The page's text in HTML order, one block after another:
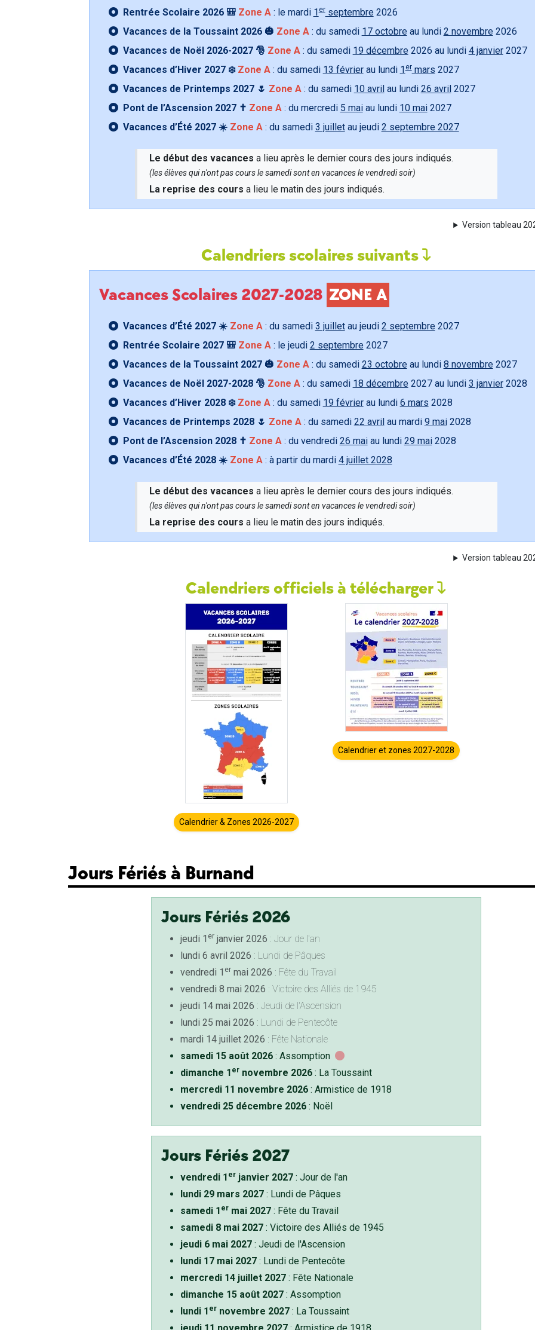
Rentrée Scolaire 2026 🎒 Zone A: le mardi 1erseptembre 2026
Vacances de la Toussaint 2026 🎃 Zone A: du samedi 17 octobre au lundi 2 novembre 2026
Vacances de Noël 2026-2027 🎅 Zone A: du samedi 19 décembre 2026 au lundi 4 janvier2027
Vacances d’Hiver 2027 ❄️ Zone A: du samedi 13 févrierau lundi 1ermars 2027
Vacances de Printemps 2027 🌷 Zone A: du samedi 10 avril au lundi 26 avril 2027
Pont de l’Ascension 2027 ✝️ Zone A: du mercredi 5 maiau lundi 10 mai2027
Vacances d’Été 2027 ☀️ Zone A: du samedi 3 juilletau jeudi 2 septembre 2027
Le début des vacances a lieu après le dernier cours des jours indiqués.
(les élèves qui n'ont pas cours le samedi sont en vacances le vendredi soir)
La reprise des cours a lieu le matin des jours indiqués.
Version tableau
Calendriers scolaires suivants
Vacances Scolaires 2027-2028 ZONE A
Vacances d’Été 2027 ☀️ Zone A: du samedi 3 juilletau jeudi 2 septembre 2027
Rentrée Scolaire 2027 🎒 Zone A: le jeudi 2 septembre 2027
Vacances de la Toussaint 2027 🎃 Zone A: du samedi 23 octobre au lundi 8 novembre 2027
Vacances de Noël 2027-2028 🎅 Zone A: du samedi 18 décembre 2027 au lundi 3 janvier2028
Vacances d’Hiver 2028 ❄️ Zone A: du samedi 19 févrierau lundi 6 mars 2028
Vacances de Printemps 2028 🌷 Zone A: du samedi 22 avril au mardi 9 mai2028
Pont de l’Ascension 2028 ✝️ Zone A: du vendredi 26 maiau lundi 29 mai2028
Vacances d’Été 2028 ☀️ Zone A: à partir du mardi 4 juillet 2028
Le début des vacances a lieu après le dernier cours des jours indiqués.
(les élèves qui n'ont pas cours le samedi sont en vacances le vendredi soir)
La reprise des cours a lieu le matin des jours indiqués.
Version tableau
Calendriers officiels à télécharger
Calendrier & Zones 2026-2027
Calendrier et zones 2027-2028
Jours Fériés à Burnand
Jours Fériés 2026
jeudi 1 erjanvier 2026 : Jour de l'an
lundi 6 avril 2026 : Lundi de Pâques
vendredi 1 ermai 2026 : Fête du Travail
vendredi 8 mai 2026 : Victoire des Alliés de 1945
jeudi 14 mai 2026 : Jeudi de l'Ascension
lundi 25 mai 2026 : Lundi de Pentecôte
mardi 14 juillet 2026 : Fête Nationale
samedi 15 août 2026: Assomption
dimanche 1 ernovembre 2026: La Toussaint
mercredi 11 novembre 2026: Armistice de 1918
vendredi 25 décembre 2026: Noël
Jours Fériés 2027
vendredi 1 erjanvier 2027: Jour de l'an
lundi 29 mars 2027: Lundi de Pâques
samedi 1 ermai 2027: Fête du Travail
samedi 8 mai 2027: Victoire des Alliés de 1945
jeudi 6 mai 2027: Jeudi de l'Ascension
lundi 17 mai 2027: Lundi de Pentecôte
mercredi 14 juillet 2027: Fête Nationale
dimanche 15 août 2027: Assomption
lundi 1 ernovembre 2027: La Toussaint
jeudi 11 novembre 2027: Armistice de 1918